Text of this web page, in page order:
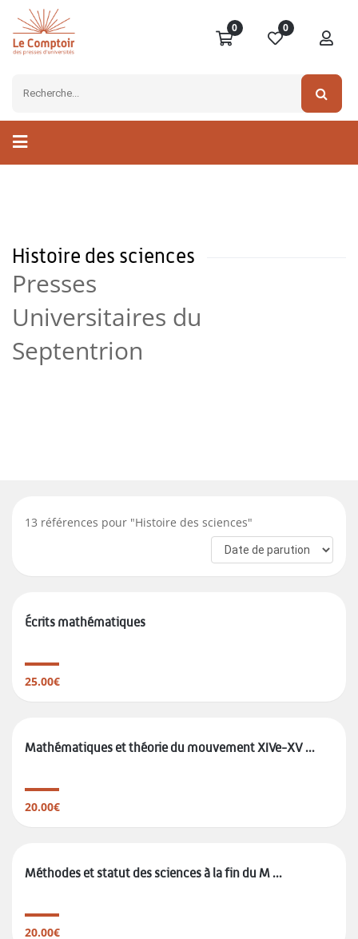
0 0
Histoire des sciences
Presses
Universitaires du
Septentrion
13 références pour "Histoire des sciences"
Écrits mathématiques
25.00€
Mathématiques et théorie du mouvement XIVe-XV ...
20.00€
Méthodes et statut des sciences à la fin du M ...
20.00€